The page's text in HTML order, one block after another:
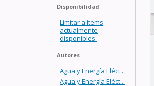
Disponibilidad
Limitar a ítems
actualmente
disponibles.
Autores
Agua y Energía Eléct...
Agua y Energía Eléct...